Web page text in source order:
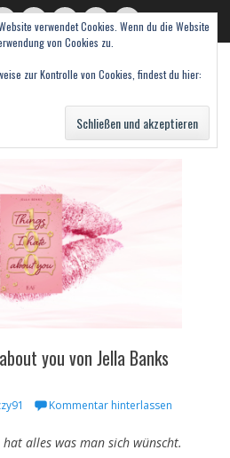
Feed WordPress
PinterestInstagramWebseite
and fall in love
you von Jella Banks
Kommentar hinterlassen
hat alles was man sich wünscht.
verwendet Cookies. Wenn du die Website
von Cookies zu.
zur Kontrolle von Cookies, findest du hier: